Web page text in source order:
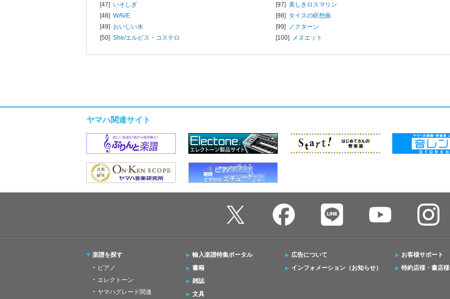
[47] いそしぎ
[48] WAVE
[49] おいしい水
[50] She/エルビス・コステロ
[97] 美しきロスマリン
[98] タイスの瞑想曲
[99] ノクターン
[100] メヌエット
ヤマハ関連サイト
楽譜を探す
ピアノ
エレクトーン
ヤマハグレード関連
輸入楽譜特集ポータル
書籍
雑誌
文具
広告について
インフォメーション（お知らせ）
お客様サポート
特約店様・書店